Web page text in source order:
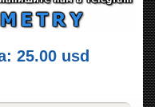
25.00 usd